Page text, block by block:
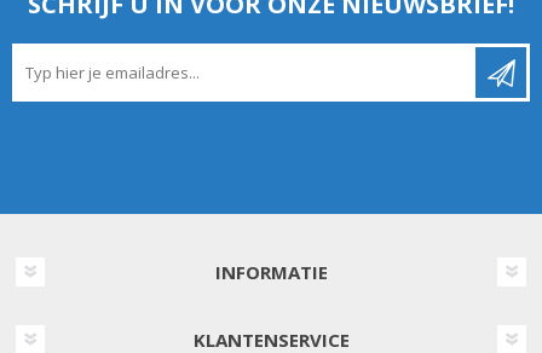
INFORMATIE
KLANTENSERVICE